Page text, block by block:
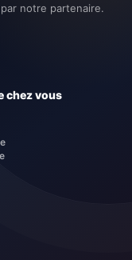
notre partenaire.
chez vous